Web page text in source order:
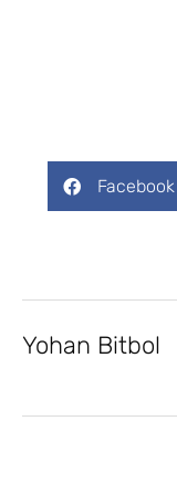
Facebook
Yohan Bitbol